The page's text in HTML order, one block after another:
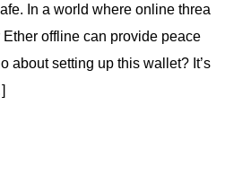
In a world where online threa
offline can provide peace
about setting up this wallet? It’s